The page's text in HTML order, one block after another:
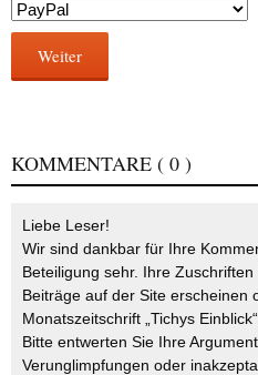
Weiter
KOMMENTARE ( 0 )
Liebe Leser!
Wir sind dankbar für Ihre
Beteiligung sehr. Ihre
Beiträge auf der Site erscheinen
Monatszeitschrift „Tichys Einblick“.
Bitte entwerten Sie Ihre
Verunglimpfungen oder